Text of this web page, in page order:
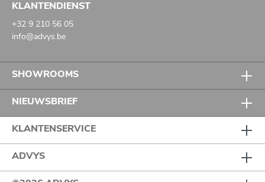
KLANTENDIENST
+32 9 210 56 05
info@advys.be
SHOWROOMS
NIEUWSBRIEF
KLANTENSERVICE
ADVYS